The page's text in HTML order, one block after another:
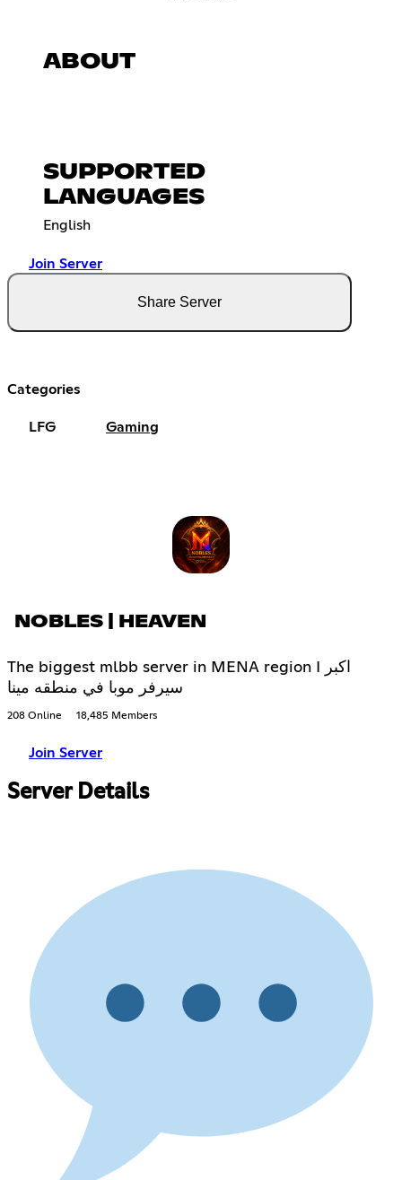
ABOUT
SUPPORTED
LANGUAGES
English
Join Server
Share Server
Categories
LFG Gaming
NOBLES | HEAVEN
The biggest mlbb server in MENA region I اكبر
سيرفر موبا في منطقه مينا
208 Online 18,485 Members
Join Server
Server Details